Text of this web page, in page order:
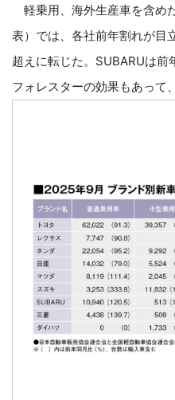
軽乗用、海外生産車を含め
表）では、各社前年割れが目
超えに転じた。SUBARUは
フォレスターの効果もあって